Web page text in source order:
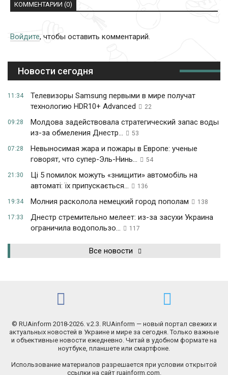
КОММЕНТАРИИ (0)
Войдите, чтобы оставить комментарий.
Новости сегодня
11:34
Телевизоры Samsung первыми в мире получат
технологию HDR10+ Advanced
22
09:28
Молдова задействовала стратегический запас воды
из-за обмеления Днестр...
53
07:28
Невыносимая жара и пожары в Европе: ученые
говорят, что супер-Эль-Нинь...
54
21:30
Ці 5 помилок можуть «знищити» автомобіль на
автоматі: їх припускається...
136
19:34 Молния расколола немецкий город пополам 138
17:33
Днестр стремительно мелеет: из-за засухи Украина
ограничила водопользо...
117
Все новости
© RUAinform 2018-2026. v.2.3. RUAinform — новый портал свежих и
актуальных новостей в Украине и мире за сегодня. Только важные
и объективные новости ежедневно. Читай в удобном формате на
ноутбуке, планшете или смартфоне.
Использование материалов разрешается при условии открытой
ссылки на сайт ruainform.com.